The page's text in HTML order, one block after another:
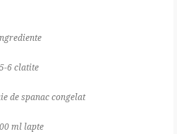
5-6 clatite
de spanac congelat
ml lapte